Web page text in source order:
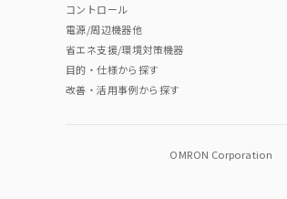
コントロール
電源/周辺機器他
省エネ支援/環境対策機器
目的・仕様から探す
改善・活用事例から探す
OMRON Corporation